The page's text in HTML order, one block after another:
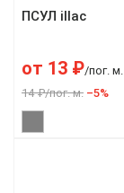
ПСУЛ illac
от 13 ₽/пог. м.
14 ₽/пог. м. –5%